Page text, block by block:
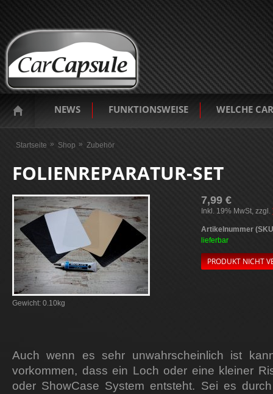
NEWS FUNKTIONSWEISE WELCHE
Sie sind hier
Startseite Shop Zubehör
FOLIENREPARATUR-SET
Gewicht: 0.10kg
7,99 €
Inkl. 19% MwSt, zzgl.
Artikelnummer
lieferbar
Auch wenn es sehr unwahrscheinlich ist
vorkommen, dass ein Loch oder eine kleiner
oder ShowCase System entsteht. Sei es